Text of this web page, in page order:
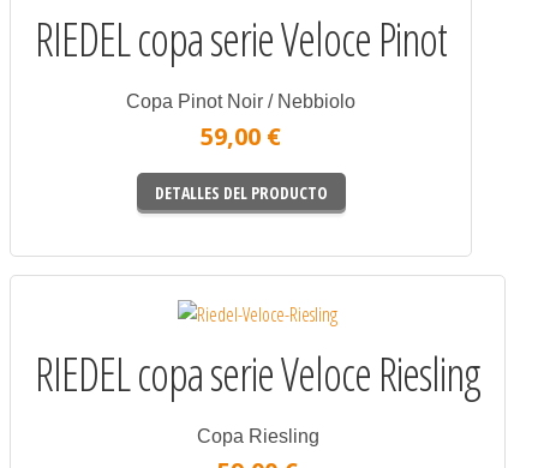
RIEDEL copa serie Veloce Pinot
Copa Pinot Noir / Nebbiolo
59,00 €
DETALLES DEL PRODUCTO
RIEDEL copa serie Veloce Riesling
Copa Riesling